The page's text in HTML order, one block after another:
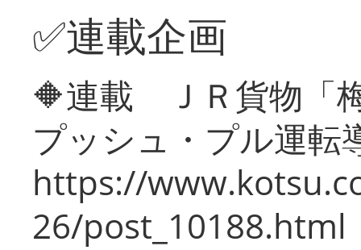
✅連載企画
🔶連載 ＪＲ貨物「
プッシュ・プル運転
https://
26/post_10188.html